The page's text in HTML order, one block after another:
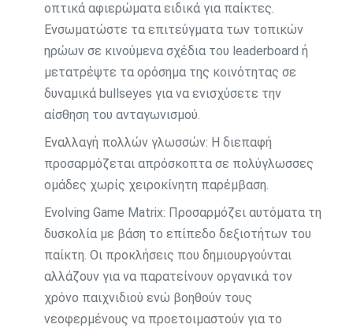
οπτικά αφιερώματα ειδικά για παίκτες.
Ενσωματώστε τα επιτεύγματα των τοπικών
ηρώων σε κινούμενα σχέδια του leaderboard ή
μετατρέψτε τα ορόσημα της κοινότητας σε
δυναμικά bullseyes για να ενισχύσετε την
αίσθηση του ανταγωνισμού.
Εναλλαγή πολλών γλωσσών: Η διεπαφή
προσαρμόζεται απρόσκοπτα σε πολύγλωσσες
ομάδες χωρίς χειροκίνητη παρέμβαση.
Evolving Game Matrix: Προσαρμόζει αυτόματα τη
δυσκολία με βάση το επίπεδο δεξιοτήτων του
παίκτη. Οι προκλήσεις που δημιουργούνται
αλλάζουν για να παρατείνουν οργανικά τον
χρόνο παιχνιδιού ενώ βοηθούν τους
νεοφερμένους να προετοιμαστούν για το